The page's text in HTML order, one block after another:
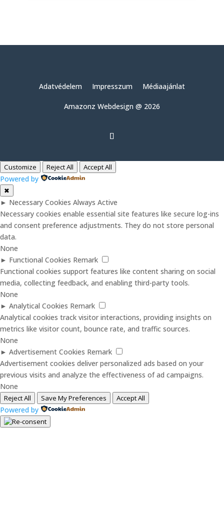
Adatvédelem Impresszum Médiaajánlat
Amazonz Webdesign @ 2026
Customize Reject All Accept All
Powered by
✖
► Necessary Cookies Always Active
Necessary cookies enable essential site features like secure log-ins
and consent preference adjustments. They do not store personal
data.
None
► Functional Cookies Remark
Functional cookies support features like content sharing on social
media, collecting feedback, and enabling third-party tools.
None
► Analytical Cookies Remark
Analytical cookies track visitor interactions, providing insights on
metrics like visitor count, bounce rate, and traffic sources.
None
► Advertisement Cookies Remark
Advertisement cookies deliver personalized ads based on your
previous visits and analyze the effectiveness of ad campaigns.
None
Reject All Save My Preferences Accept All
Powered by